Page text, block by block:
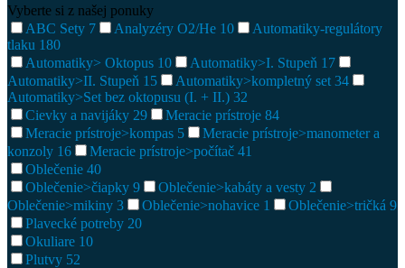
Vyberte si z našej ponuky
ABC Sety 7 Analyzéry O2/He 10
Automatiky-regulátory
tlaku 180
Automatiky> Oktopus 10 Automatiky>I. Stupeň 17
Automatiky>II. Stupeň 15 Automatiky>kompletný set 34
Automatiky>Set bez oktopusu (I. + II.) 32
Cievky a navijáky 29 Meracie prístroje 84
Meracie prístroje>kompas 5
Meracie prístroje>manometer a
konzoly 16 Meracie prístroje>počítač 41
Oblečenie 40
Oblečenie>čiapky 9 Oblečenie>kabáty a vesty 2
Oblečenie>mikiny 3 Oblečenie>nohavice 1 Oblečenie>tričká 9
Plavecké potreby 20
Okuliare 10
Plutvy 52